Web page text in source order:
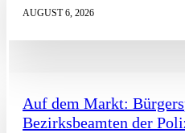
AUGUST 6, 2026
Auf dem Markt:
Bezirksbeamten der